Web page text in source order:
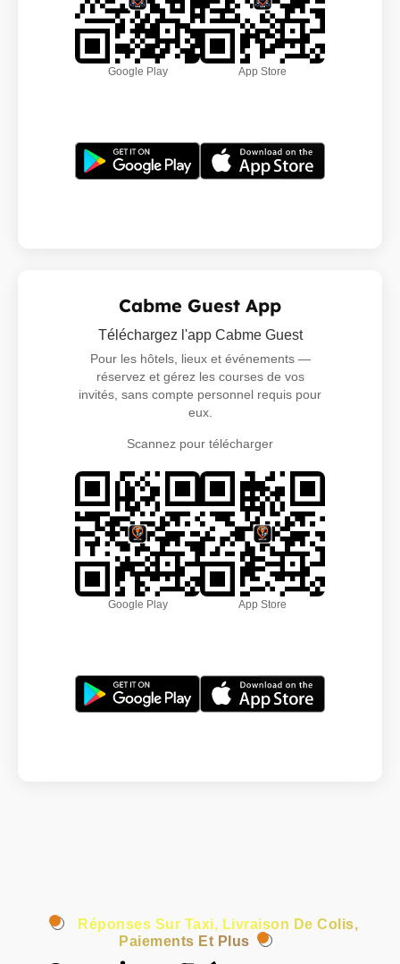
Google Play App Store
Cabme Guest App
Téléchargez l'app Cabme Guest
Pour les hôtels, lieux et événements —
réservez et gérez les courses de vos
invités, sans compte personnel requis pour
eux.
Scannez pour télécharger
Google Play App Store
Réponses Sur Taxi, Livraison De Colis,
Paiements Et Plus